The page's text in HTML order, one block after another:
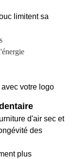
limitent sa
votre logo
d'air sec et
des
plus